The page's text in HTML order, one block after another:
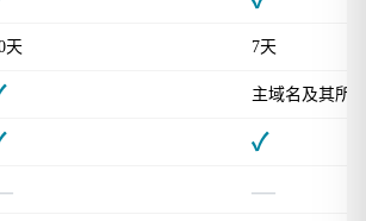
天 7天
主域名及其所
✓
—